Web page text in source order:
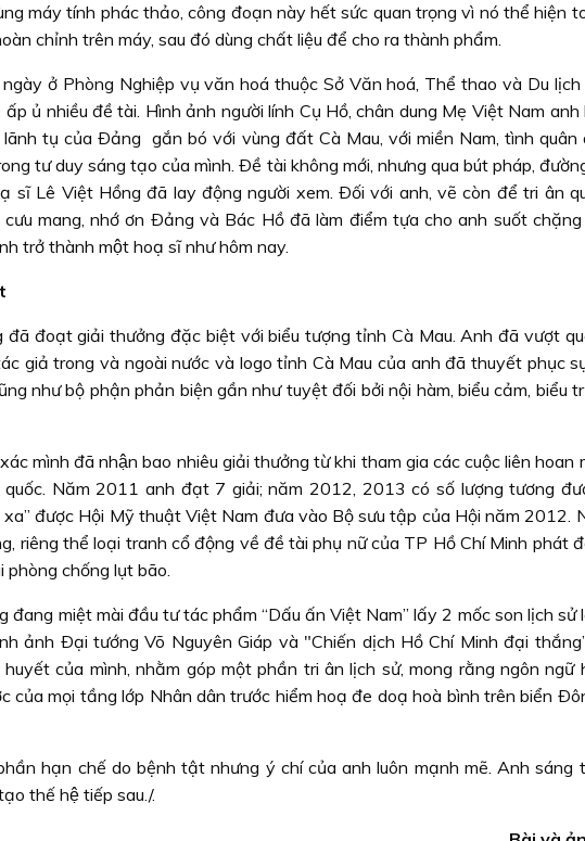
máy tính phác thảo, công đoạn này hết sức quan trọng vì nó thể hiện
chỉnh trên máy, sau đó dùng chất liệu để cho ra thành phẩm.
ở Phòng Nghiệp vụ văn hoá thuộc Sở Văn hoá, Thể thao và Du lịch
ủ nhiều đề tài. Hình ảnh người lính Cụ Hồ, chân dung Mẹ Việt Nam anh
lãnh tụ của Ðảng gắn bó với vùng đất Cà Mau, với miền Nam, tình quân
tư duy sáng tạo của mình. Ðề tài không mới, nhưng qua bút pháp,
sĩ Lê Việt Hồng đã lay động người xem. Ðối với anh, vẽ còn để tri ân
mang, nhớ ơn Ðảng và Bác Hồ đã làm điểm tựa cho anh suốt
trở thành một hoạ sĩ như hôm nay.
đã đoạt giải thưởng đặc biệt với biểu tượng tỉnh Cà Mau. Anh đã vượt
giả trong và ngoài nước và logo tỉnh Cà Mau của anh đã thuyết phục
như bộ phận phản biện gần như tuyệt đối bởi nội hàm, biểu cảm, biểu
mình đã nhận bao nhiêu giải thưởng từ khi tham gia các cuộc liên hoan
Năm 2011 anh đạt 7 giải; năm 2012, 2013 có số lượng tương
được Hội Mỹ thuật Việt Nam đưa vào Bộ sưu tập của Hội năm 2012.
riêng thể loại tranh cổ động về đề tài phụ nữ của TP Hồ Chí Minh phát
chống lụt bão.
đang miệt mài đầu tư tác phẩm “Dấu ấn Việt Nam” lấy 2 mốc son lịch sử
ảnh Ðại tướng Võ Nguyên Giáp và "Chiến dịch Hồ Chí Minh đại
của mình, nhằm góp một phần tri ân lịch sử, mong rằng ngôn ngữ
của mọi tầng lớp Nhân dân trước hiểm hoạ đe doạ hoà bình trên biển
hạn chế do bệnh tật nhưng ý chí của anh luôn mạnh mẽ. Anh sáng
thế hệ tiếp sau./.